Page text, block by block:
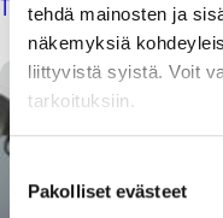
tehdä mainosten ja
näkemyksiä
liittyvistä syistä. Voit
tarkoituksiin.
voit määrittää
valinta
Pakolliset evästeet